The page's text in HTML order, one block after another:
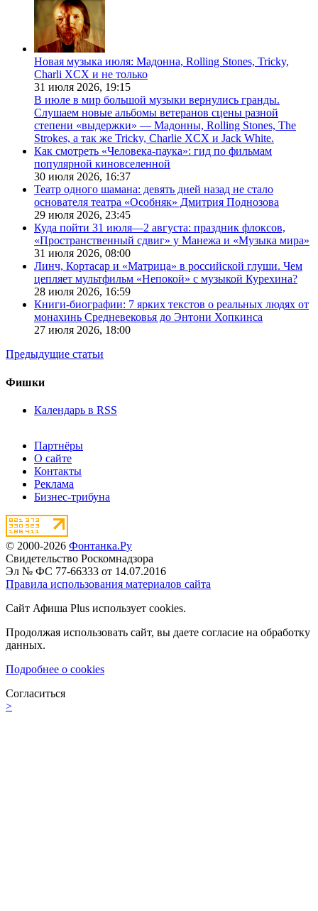
Новая музыка июля: Мадонна, Rolling Stones, Tricky,
Charli XCX и не только
31 июля 2026, 19:15
В июле в мир большой музыки вернулись гранды.
Слушаем новые альбомы ветеранов сцены разной
степени «выдержки» — Мадонны, Rolling Stones, The
Strokes, а так же Tricky, Charlie XCX и Jack White.
Как смотреть «Человека-паука»: гид по фильмам
популярной киновселенной
30 июля 2026, 16:37
Театр одного шамана: девять дней назад не стало
основателя театра «Особняк» Дмитрия Поднозова
29 июля 2026, 23:45
Куда пойти 31 июля—2 августа: праздник флоксов,
«Пространственный сдвиг» у Манежа и «Музыка мира»
31 июля 2026, 08:00
Линч, Кортасар и «Матрица» в российской глуши. Чем
цепляет мультфильм «Непокой» с музыкой Курехина?
28 июля 2026, 16:59
Книги-биографии: 7 ярких текстов о реальных людях от
монахинь Средневековья до Энтони Хопкинса
27 июля 2026, 18:00
Предыдущие статьи
Фишки
Календарь в RSS
Партнёры
О сайте
Контакты
Реклама
Бизнес-трибуна
© 2000-2026 Фонтанка.Ру
Свидетельство Роскомнадзора
Эл № ФС 77-66333 от 14.07.2016
Правила использования материалов сайта
Сайт Афиша Plus использует cookies.
Продолжая использовать сайт, вы даете согласие на обработку
данных.
Подробнее о cookies
Согласиться
>